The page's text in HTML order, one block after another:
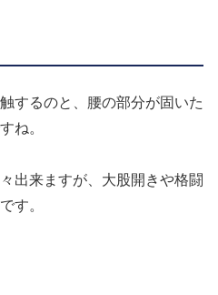
するのと、腰の部分が固いた
ね。
出来ますが、大股開きや格闘
す。